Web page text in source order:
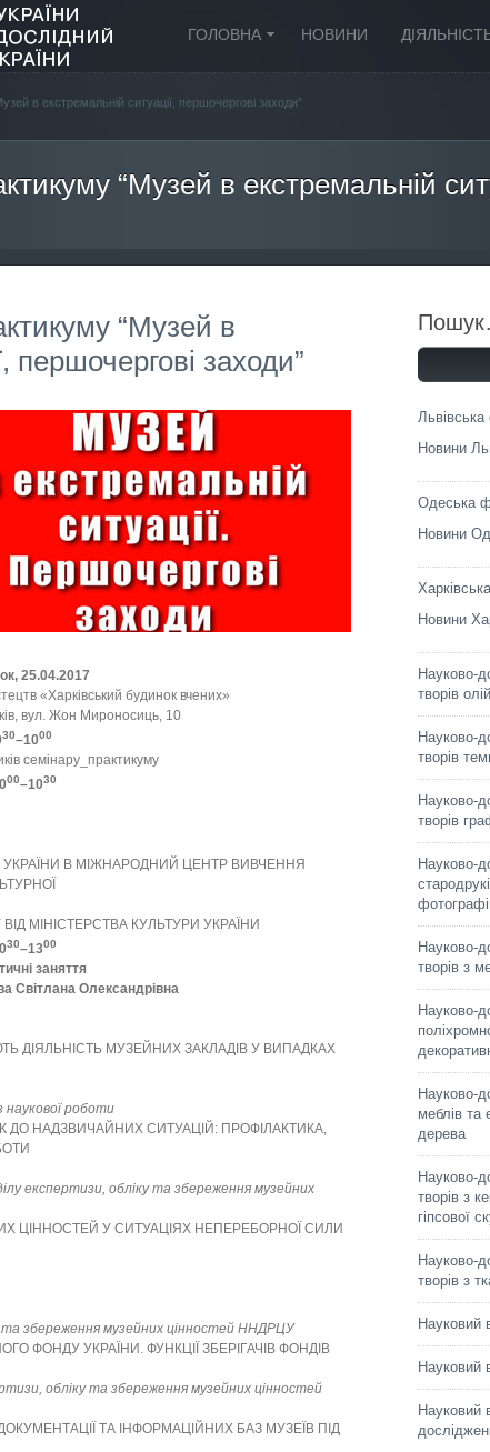
ГОЛОВНА НОВИНИ
в екстремальній ситуації, першочергові заходи”
“Музей в екстремальній
“Музей в
першочергові заходи”
25.04.2017
«Харківський будинок вчених»
вул. Жон Мироносиць, 10
30–1000
семінару_практикуму
00–1030
В МІЖНАРОДНИЙ ЦЕНТР ВИВЧЕННЯ
МІНІСТЕРСТВА КУЛЬТУРИ УКРАЇНИ
30–1300
заняття
Світлана Олександрівна
ДІЯЛЬНІСТЬ МУЗЕЙНИХ ЗАКЛАДІВ У ВИПАДКАХ
роботи
ДО НАДЗВИЧАЙНИХ СИТУАЦІЙ: ПРОФІЛАКТИКА,
експертизи, обліку та збереження музейних
ЦІННОСТЕЙ У СИТУАЦІЯХ НЕПЕРЕБОРНОЇ СИЛИ
та збереження музейних цінностей ННДРЦУ
ФОНДУ УКРАЇНИ. ФУНКЦІЇ ЗБЕРІГАЧІВ ФОНДІВ
обліку та збереження музейних цінностей
ТА ІНФОРМАЦІЙНИХ БАЗ МУЗЕЇВ ПІД
Львівська
Новини
Одеська
Новини
Новини
Науково-
творів
Науково-
творів
Науково-
творів
Науково-
Науково-
творів з
Науково-
Науково-
меблів та
дерева
Науково-
творів з
гіпсової
Науково-
творів з
Науковий
Науковий
Науковий